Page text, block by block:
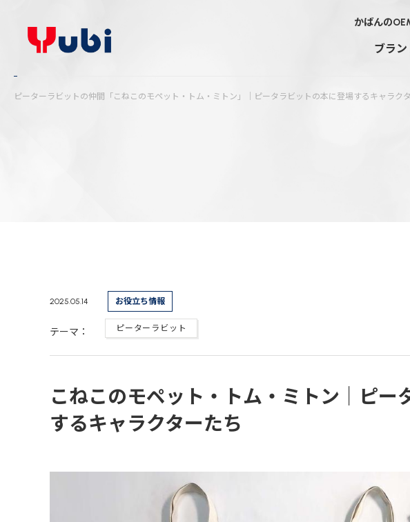
かばんの
ブラン
ピーターラビットの仲間「こねこのモペット・トム・ミトン」｜ピータラビットの本に登場するキャラク
2025.05.14 お役立ち情報
テーマ： ピーターラビット
こねこのモペット・トム・ミトン｜ピー
するキャラクターたち